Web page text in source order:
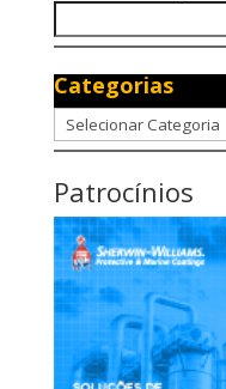
Categorias
Categorias
Patrocínios